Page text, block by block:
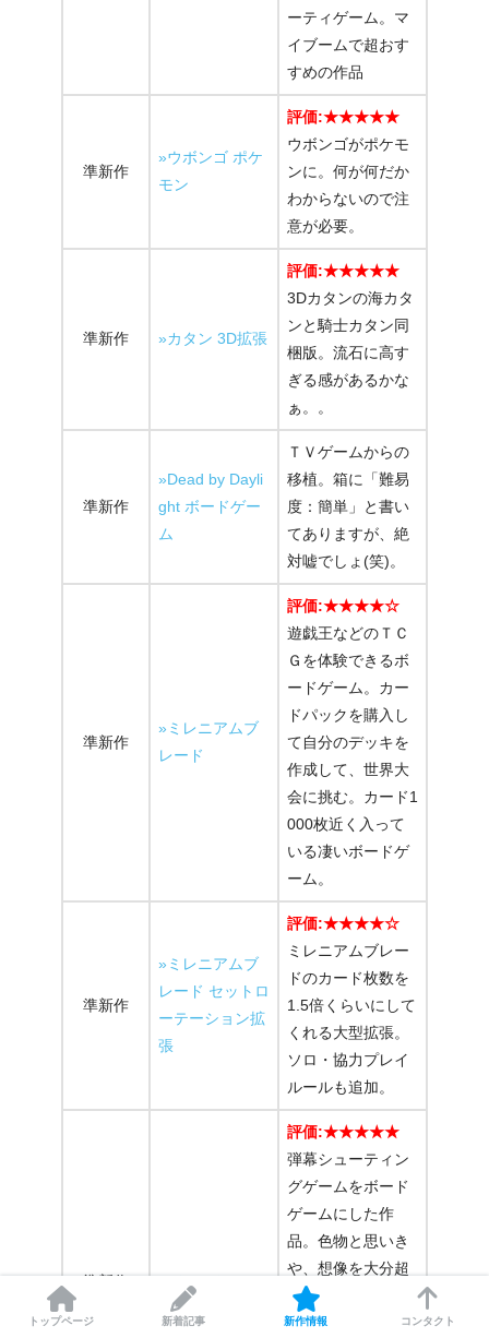
ーティゲーム。マ
イブームで超おす
すめの作品
準新作
»ウボンゴ ポケ
モン
評価:★★★★★
ウボンゴがポケモ
ンに。何が何だか
わからないので注
意が必要。
準新作 »カタン 3D拡張
評価:★★★★★
3Dカタンの海カタ
ンと騎士カタン同
梱版。流石に高す
ぎる感があるかな
ぁ。。
準新作
»Dead by Dayli
ght ボードゲー
ム
ＴＶゲームからの
移植。箱に「難易
度：簡単」と書い
てありますが、絶
対嘘でしょ(笑)。
準新作
»ミレニアムブ
レード
評価:★★★★☆
遊戯王などのＴＣ
Ｇを体験できるボ
ードゲーム。カー
ドパックを購入し
て自分のデッキを
作成して、世界大
会に挑む。カード1
000枚近く入って
いる凄いボードゲ
ーム。
準新作
»ミレニアムブ
レード セットロ
ーテーション拡
張
評価:★★★★☆
ミレニアムブレー
ドのカード枚数を
1.5倍くらいにして
くれる大型拡張。
ソロ・協力プレイ
ルールも追加。
準新作 »バレット
評価:★★★★★
弾幕シューティン
グゲームをボード
ゲームにした作
品。色物と思いき
や、想像を大分超
えて面白い。ソロ
プレイ・協力ボス
トップページ 新着記事 新作情報 コンタクト